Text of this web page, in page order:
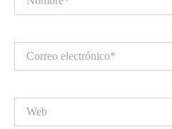
electrónico*